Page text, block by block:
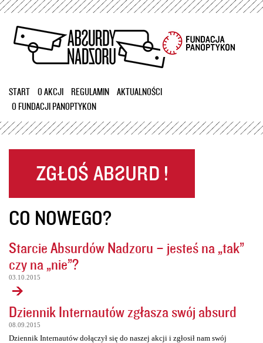
Przejdź
treści
START O AKCJI REGULAMIN
AKTUALNOŚCI
O FUNDACJI PANOPTYKON
CO NOWEGO?
Starcie Absurdów Nadzoru – jesteś na „tak”
czy na „nie”?
03.10.2015
Dziennik Internautów zgłasza swój absurd
08.09.2015
Dziennik Internautów dołączył się do naszej akcji i zgłosił nam swój